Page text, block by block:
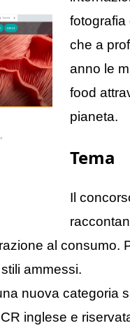
fotografia
che a
anno le
food
pianeta.
Tema
Il
al consumo.
ammessi.
nuova categoria
inglese e